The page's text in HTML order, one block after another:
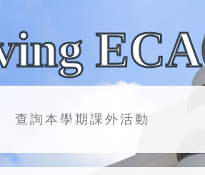
ECA
查詢本學期課外活動